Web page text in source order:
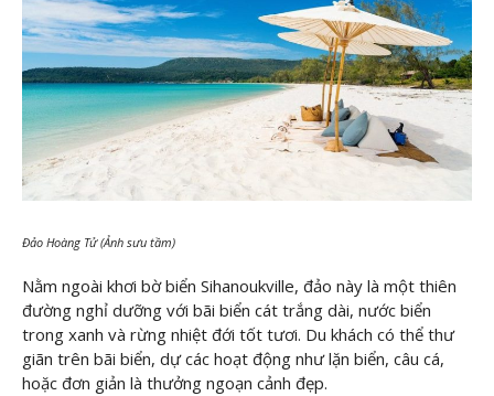
Đảo Hoàng Tử (Ảnh sưu tầm)
Nằm ngoài khơi bờ biển Sihanoukville, đảo này là một thiên
đường nghỉ dưỡng với bãi biển cát trắng dài, nước biển
trong xanh và rừng nhiệt đới tốt tươi. Du khách có thể thư
giãn trên bãi biển, dự các hoạt động như lặn biển, câu cá,
hoặc đơn giản là thưởng ngoạn cảnh đẹp.